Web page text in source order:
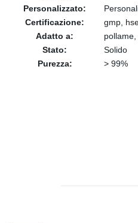
Personalizzato:
Certificazione:
gmp,
Adatto a:
Stato:
Solido
Purezza:
> 99%